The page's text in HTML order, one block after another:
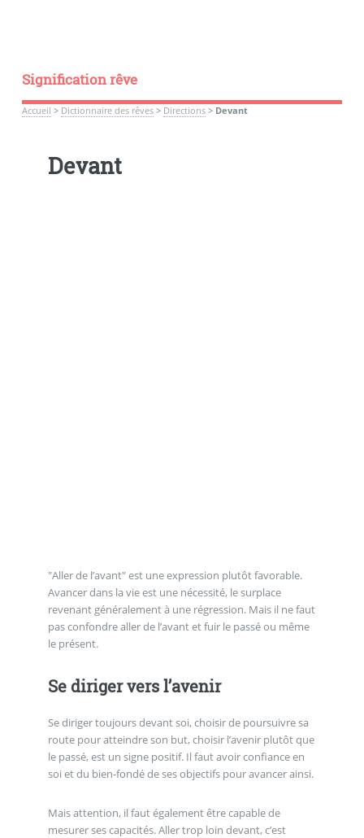
Signification rêve
Accueil > Dictionnaire des rêves> Directions> Devant
Devant
"Aller de l’avant" est une expression plutôt favorable.
Avancer dans la vie est une nécessité, le surplace
revenant généralement à une régression. Mais il ne faut
pas confondre aller de l’avant et fuir le passé ou même
le présent.
Se diriger vers l’avenir
Se diriger toujours devant soi, choisir de poursuivre sa
route pour atteindre son but, choisir l’avenir plutôt que
le passé, est un signe positif. Il faut avoir confiance en
soi et du bien-fondé de ses objectifs pour avancer ainsi.
Mais attention, il faut également être capable de
mesurer ses capacités. Aller trop loin devant, c’est